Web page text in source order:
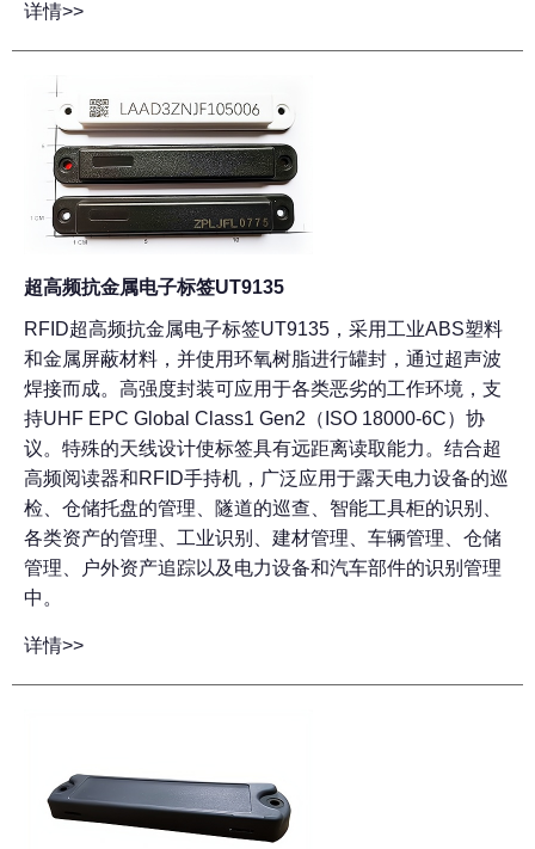
详情>>
超高频抗金属电子标签UT9135
RFID超高频抗金属电子标签UT9135，采用工业ABS塑料
和金属屏蔽材料，并使用环氧树脂进行罐封，通过超声波
焊接而成。高强度封装可应用于各类恶劣的工作环境，支
持UHF EPC Global Class1 Gen2（ISO 18000-6C）协
议。特殊的天线设计使标签具有远距离读取能力。结合超
高频阅读器和RFID手持机，广泛应用于露天电力设备的巡
检、仓储托盘的管理、隧道的巡查、智能工具柜的识别、
各类资产的管理、工业识别、建材管理、车辆管理、仓储
管理、户外资产追踪以及电力设备和汽车部件的识别管理
中。
详情>>